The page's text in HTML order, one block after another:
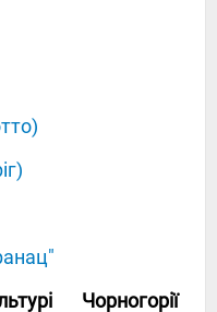
Чорногорії